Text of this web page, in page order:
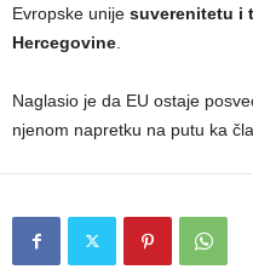
Evropske unije suverenitetu i
Hercegovine
Naglasio je da EU ostaje
njenom napretku na putu ka